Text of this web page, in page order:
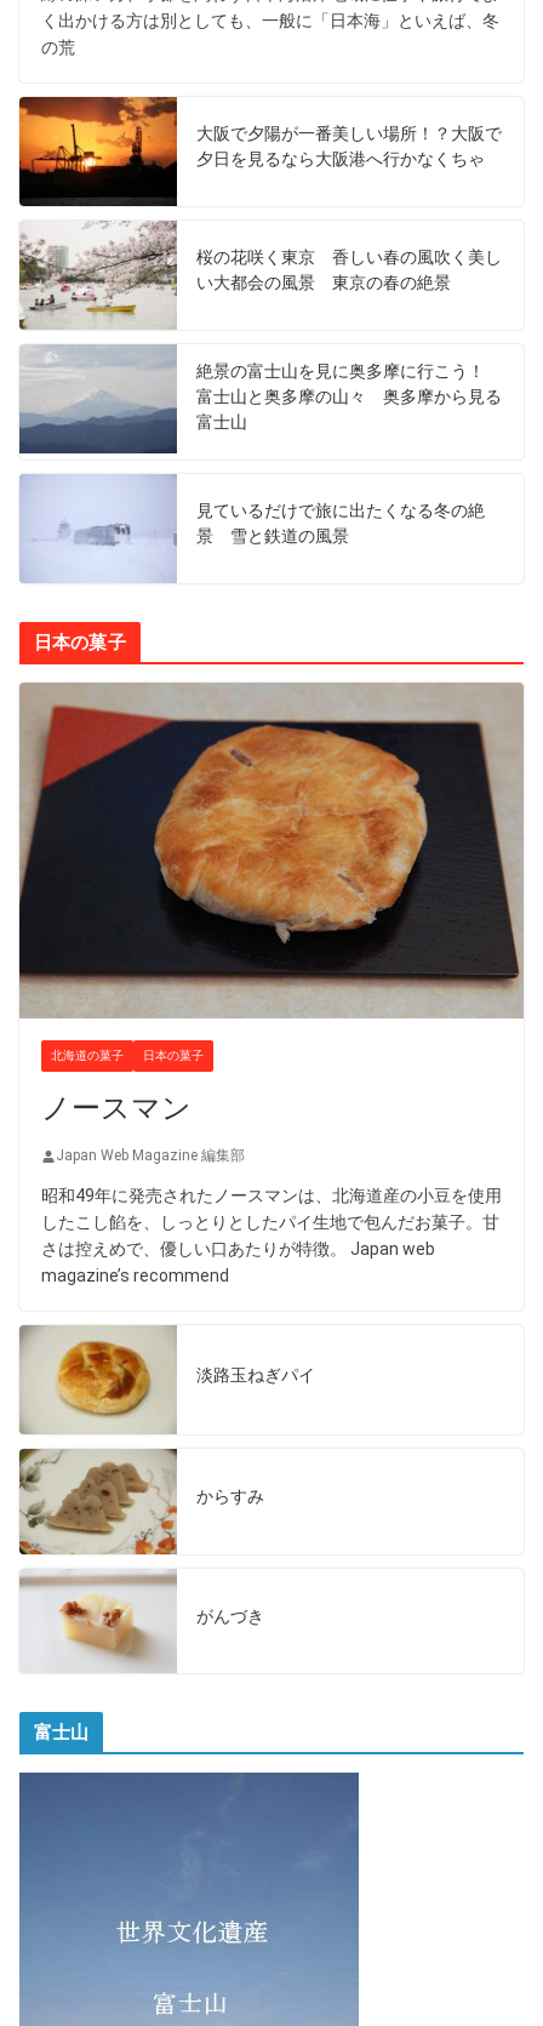
く出かける方は別としても、一般に「日本海」といえば、冬
の荒
大阪で夕陽が一番美しい場所！？大阪で
夕日を見るなら大阪港へ行かなくちゃ
桜の花咲く東京 香しい春の風吹く美し
い大都会の風景 東京の春の絶景
絶景の富士山を見に奥多摩に行こう！
富士山と奥多摩の山々 奥多摩から見る
富士山
見ているだけで旅に出たくなる冬の絶
景 雪と鉄道の風景
日本の菓子
北海道の菓子 日本の菓子
ノースマン
Japan Web Magazine 編集部
昭和49年に発売されたノースマンは、北海道産の小豆を使用
したこし餡を、しっとりとしたパイ生地で包んだお菓子。甘
さは控えめで、優しい口あたりが特徴。 Japan web
magazine’s recommend
淡路玉ねぎパイ
からすみ
がんづき
富士山